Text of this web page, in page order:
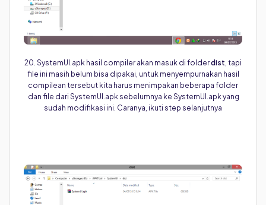
20. SystemUI.apk hasil compiler akan masuk di folderdist, tapi
file ini masih belum bisa dipakai, untuk menyempurnakan hasil
compilean tersebut kita harus menimpakan beberapa folder
dan file dari SystemUI.apk sebelumnya ke SystemUI.apk yang
sudah modifikasi ini. Caranya, ikuti step selanjutnya